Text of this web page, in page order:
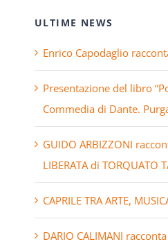
ULTIME NEWS
Enrico Capodaglio
Presentazione del libro
Commedia di Dante.
GUIDO ARBIZZONI
LIBERATA di TORQUATO
CAPRILE TRA ARTE,
DARIO CALIMANI racconta